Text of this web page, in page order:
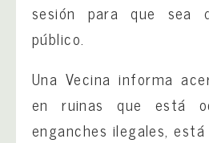
sesión para que sea
público.
Una Vecina informa
en ruinas que está
enganches ilegales,